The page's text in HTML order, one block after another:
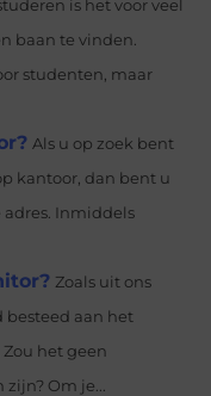
is het voor veel
baan te vinden.
studenten, maar
Als u op zoek bent
kantoor, dan bent u
Inmiddels
Zoals uit ons
besteed aan het
het geen
Om je...